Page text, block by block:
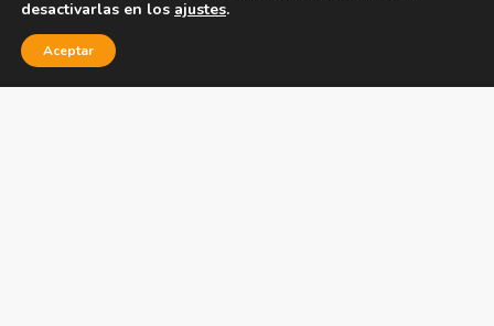
desactivarlas en los ajustes.
Aceptar